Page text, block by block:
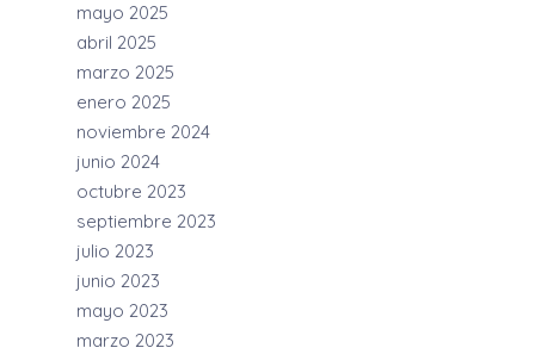
mayo 2025
abril 2025
marzo 2025
enero 2025
noviembre 2024
junio 2024
octubre 2023
septiembre 2023
julio 2023
junio 2023
mayo 2023
marzo 2023